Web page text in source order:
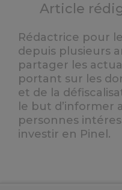
Article
Rédactrice pour
depuis plusieurs
partager les
portant sur les
et de la
le but d’informer
personnes
investir en Pinel.